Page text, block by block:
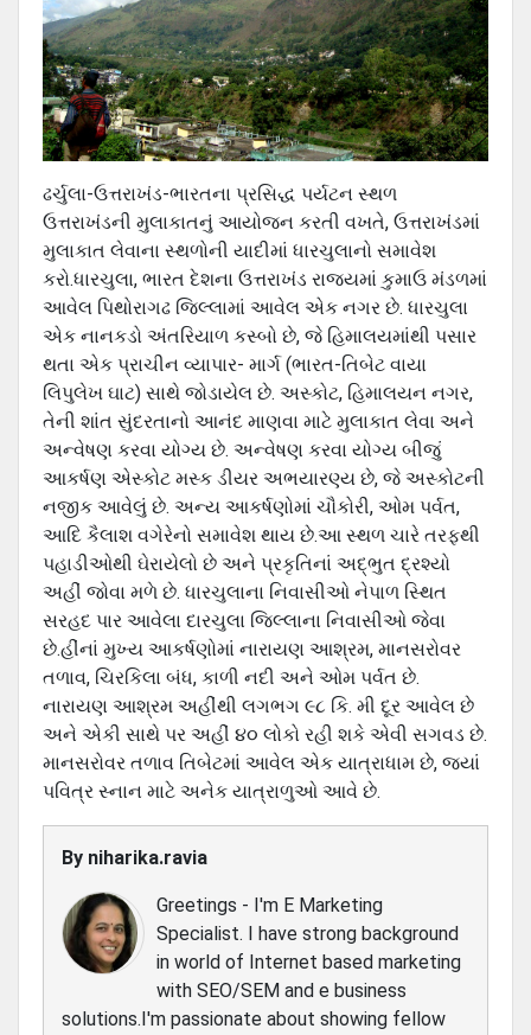
ઢર્ચુલા-ઉત્તરાખંડ-ભારતના પ્રસિદ્ધ પર્યટન સ્થળ
ઉત્તરાખંડની મુલાકાતનું આયોજન કરતી વખતે, ઉત્તરાખંડમાં
મુલાકાત લેવાના સ્થળોની યાદીમાં ધારચુલાનો સમાવેશ
કરો.ધારચુલા, ભારત દેશના ઉત્તરાખંડ રાજ્યમાં કુમાઉ મંડળમાં
આવેલ પિથોરાગઢ જિલ્લામાં આવેલ એક નગર છે. ધારચુલા
એક નાનકડો અંતરિયાળ કસ્બો છે, જે હિમાલયમાંથી પસાર
થતા એક પ્રાચીન વ્યાપાર- માર્ગ (ભારત-તિબેટ વાયા
લિપુલેખ ઘાટ) સાથે જોડાયેલ છે. અસ્કોટ, હિમાલયન નગર,
તેની શાંત સુંદરતાનો આનંદ માણવા માટે મુલાકાત લેવા અને
અન્વેષણ કરવા યોગ્ય છે. અન્વેષણ કરવા યોગ્ય બીજું
આકર્ષણ એસ્કોટ મસ્ક ડીયર અભયારણ્ય છે, જે અસ્કોટની
નજીક આવેલું છે. અન્ય આકર્ષણોમાં ચૌકોરી, ઓમ પર્વત,
આદિ કૈલાશ વગેરેનો સમાવેશ થાય છે.આ સ્થળ ચારે તરફથી
પહાડીઓથી ઘેરાયેલો છે અને પ્રકૃતિનાં અદ્ભુત દ્રશ્યો
અહીં જોવા મળે છે. ધારચુલાના નિવાસીઓ નેપાળ સ્થિત
સરહદ પાર આવેલા દારચુલા જિલ્લાના નિવાસીઓ જેવા
છે.હીંનાં મુખ્ય આકર્ષણોમાં નારાયણ આશ્રમ, માનસરોવર
તળાવ, ચિરકિલા બંધ, કાળી નદી અને ઓમ પર્વત છે.
નારાયણ આશ્રમ અહીંથી લગભગ ૯૮ કિ. મી દૂર આવેલ છે
અને એકી સાથે પર અહીં ૪૦ લોકો રહી શકે એવી સગવડ છે.
માનસરોવર તળાવ તિબેટમાં આવેલ એક યાત્રાધામ છે, જ્યાં
પવિત્ર સ્નાન માટે અનેક યાત્રાળુઓ આવે છે.
By niharika.ravia
Greetings - I'm E Marketing
Specialist. I have strong background
in world of Internet based marketing
with SEO/SEM and e business
solutions.I'm passionate about showing fellow